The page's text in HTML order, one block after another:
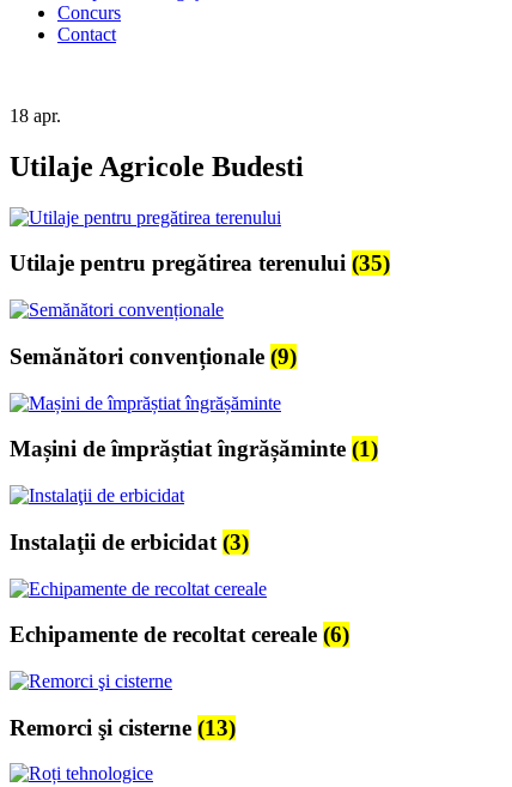
Concurs
Contact
18 apr.
Utilaje Agricole Budesti
Utilaje pentru pregătirea terenului (35)
Semănători convenționale (9)
Mașini de împrăștiat îngrășăminte (1)
Instalaţii de erbicidat (3)
Echipamente de recoltat cereale (6)
Remorci şi cisterne (13)